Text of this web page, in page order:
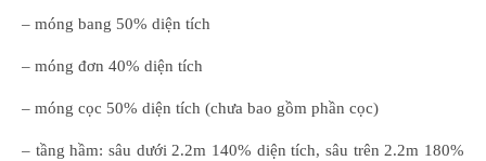
– móng bang 50% diện tích
– móng đơn 40% diện tích
– móng cọc 50% diện tích (chưa bao gồm phần cọc)
– tầng hầm: sâu dưới 2.2m 140% diện tích, sâu trên 2.2m 180%